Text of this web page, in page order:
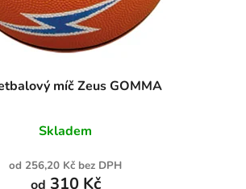
míč Zeus GOMMA
Skladem
od 256,20 Kč bez DPH
od 310 Kč